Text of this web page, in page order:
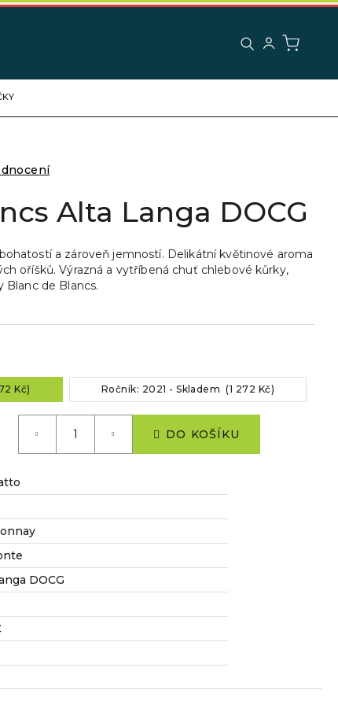
Alta Langa DOCG
a zároveň jemností. Delikátní květinové aroma
oříšků. Výrazná a vytříbená chuť chlebové kůrky,
Blanc de Blancs.
Kč) Ročník: 2021 - Skladem (1 272 Kč)
DO KOŠÍKU
DOCG